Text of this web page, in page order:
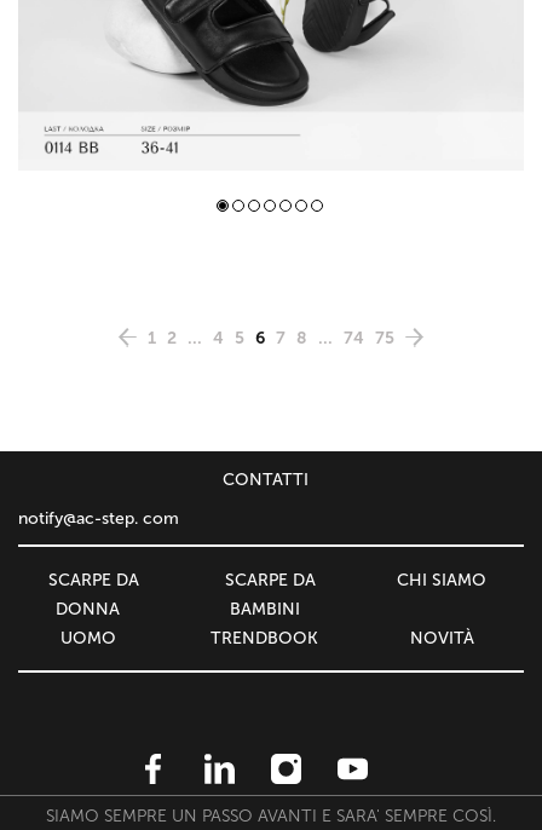
1 2 ... 4 5 6 7 8 ... 74 75
SCARPE DA
DONNA
UOMO
SCARPE DA
BAMBINI
CHI SIAMO
TRENDBOOK NOVITÀ
СONTATTI
notify@ac-step. com
SIAMO SEMPRE UN PASSO AVANTI E SARA' SEMPRE COSÌ.